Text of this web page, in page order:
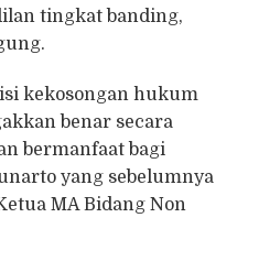
tingkat banding,
kekosongan hukum
benar secara
bermanfaat bagi
yang sebelumnya
MA Bidang Non